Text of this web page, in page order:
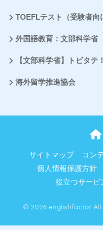
TOEFLテスト（受験者向
外国語教育：文部科学省
【文部科学省】トビタテ
海外留学推進協会
サイトマップ コン
個人情報保護方針
役立つサービ
© 2026 englishfactor